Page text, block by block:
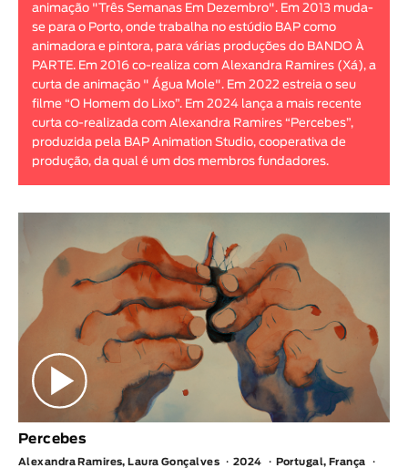
Animar
DURAÇÃO
< / >
GÉNERO
Experimental
Documentário
animação "Três Semanas Em Dezembro". Em 2013 muda-
se para o Porto, onde trabalha no estúdio BAP como
animadora e pintora, para várias produções do BANDO À
PARTE. Em 2016 co-realiza com Alexandra Ramires (Xá), a
curta de animação " Água Mole". Em 2022 estreia o seu
filme “O Homem do Lixo”. Em 2024 lança a mais recente
curta co-realizada com Alexandra Ramires “Percebes”,
produzida pela BAP Animation Studio, cooperativa de
produção, da qual é um dos membros fundadores.
Percebes
Alexandra Ramires, Laura Gonçalves 2024
Portugal, França